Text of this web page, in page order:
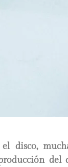
disco,
del